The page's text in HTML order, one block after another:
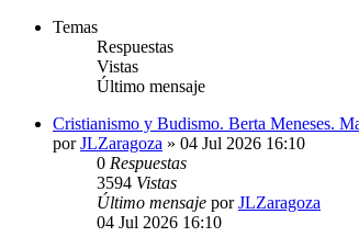
Temas
Respuestas
Vistas
Último mensaje
Cristianismo y Budismo. Berta Meneses.
porJLZaragoza » 04 Jul 2026 16:10
0 Respuestas
3594 Vistas
Último mensaje porJLZaragoza
04 Jul 2026 16:10